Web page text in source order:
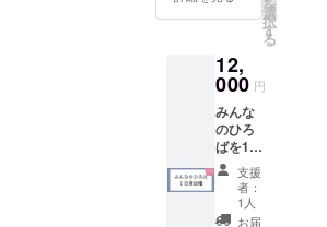
・「商
品開
×「販路
開拓」
セミ
ナー 適
応期
間：令
和7年3
載でき
す。掲
載期間
は2026
年7月ま
でとな
りま
す。 ご
支援い
ただく
際に、
を
選
択
す
る
12,
000 円
みんな
のひろ
ばを1日
自由に
使える
プラン
です。
支援
者：
1人
お届